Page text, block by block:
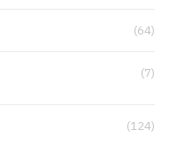
(64)
(7)
(124)